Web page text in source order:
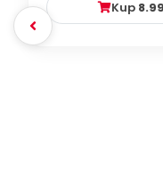
Kup 8.99